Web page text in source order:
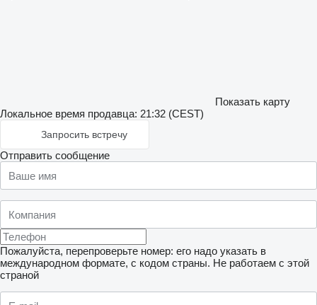
Показать карту
Локальное время продавца: 21:32 (CEST)
Запросить встречу
Отправить сообщение
Пожалуйста, перепроверьте номер: его надо указать в
международном формате, с кодом страны. Не работаем с этой
страной